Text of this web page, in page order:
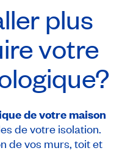
plus
votre
de votre maison
de votre isolation.
de vos murs, toit et